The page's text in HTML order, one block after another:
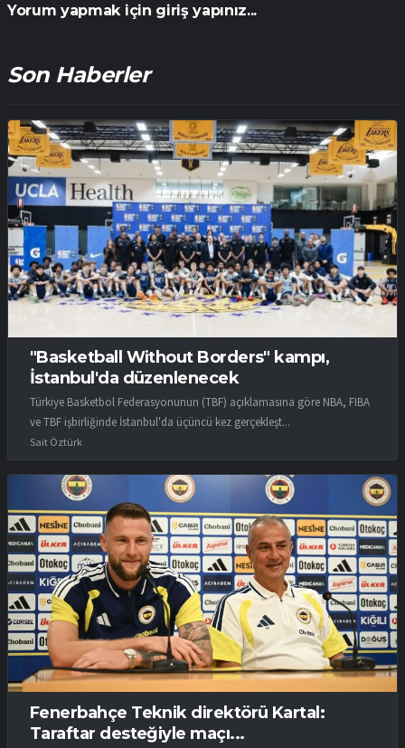
Yorum yapmak için giriş yapınız...
Son Haberler
"Basketball Without Borders" kampı,
İstanbul'da düzenlenecek
Türkiye Basketbol Federasyonunun (TBF) açıklamasına göre NBA, FIBA
ve TBF işbirliğinde İstanbul'da üçüncü kez gerçekleşt...
Sait Öztürk
Fenerbahçe Teknik direktörü Kartal:
Taraftar desteğiyle maçı...